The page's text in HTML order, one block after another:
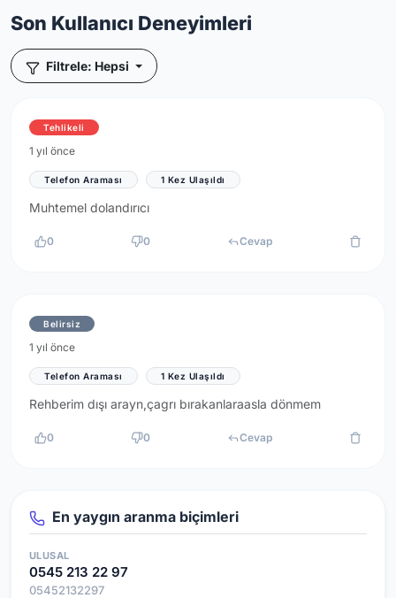
Son Kullanıcı Deneyimleri
Filtrele: Hepsi
Tehlikeli
1 yıl önce
Telefon Araması 1 Kez Ulaşıldı
Muhtemel dolandırıcı
0 0 Cevap
Belirsiz
1 yıl önce
Telefon Araması 1 Kez Ulaşıldı
Rehberim dışı arayn,çagrı bırakanlaraasla dönmem
0 0 Cevap
En yaygın aranma biçimleri
ULUSAL
0545 213 22 97
05452132297